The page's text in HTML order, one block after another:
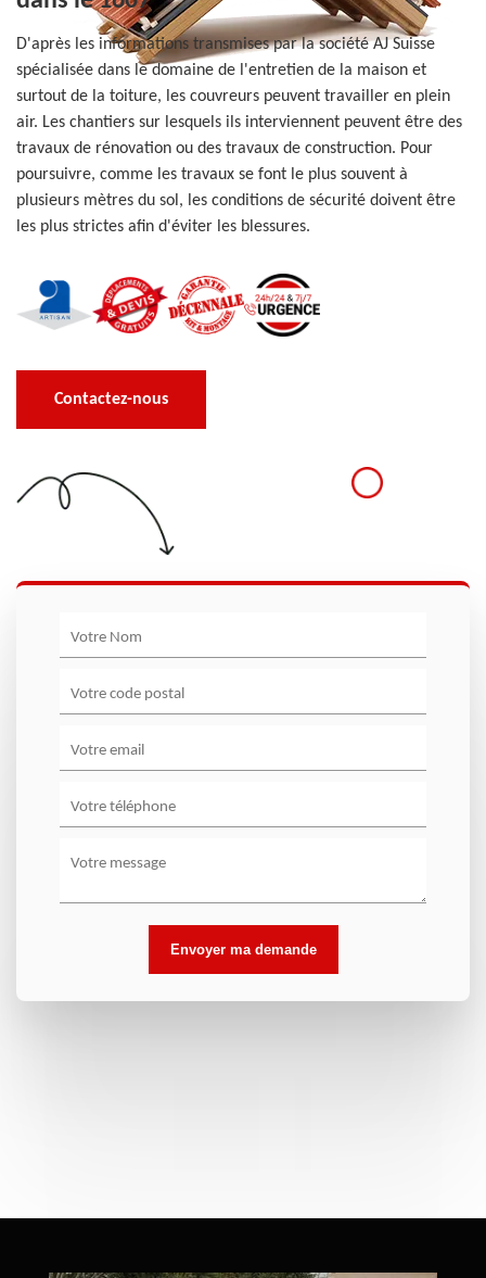
D'après les informations transmises par la société AJ Suisse
spécialisée dans le domaine de l'entretien de la maison et
surtout de la toiture, les couvreurs peuvent travailler en plein
air. Les chantiers sur lesquels ils interviennent peuvent être des
travaux de rénovation ou des travaux de construction. Pour
poursuivre, comme les travaux se font le plus souvent à
plusieurs mètres du sol, les conditions de sécurité doivent être
les plus strictes afin d'éviter les blessures.
Contactez-nous